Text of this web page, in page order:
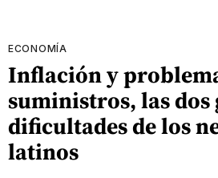
ECONOMÍA
Inflación y
suministros, las dos
dificultades de los
latinos